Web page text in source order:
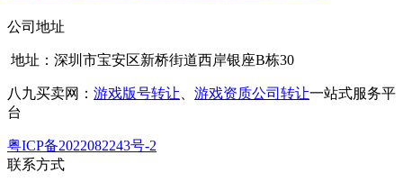
公司地址
地址：深圳市宝安区新桥街道西岸银座B栋30
八九买卖网： 游戏版号转让 游戏资质公司转让一站式服务平
台
粤ICP备2022082243号-2
联系方式